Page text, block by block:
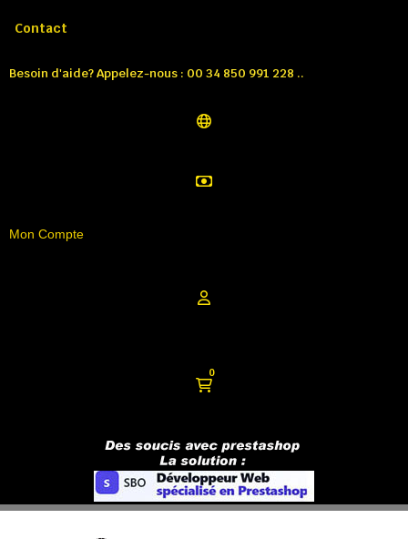
Contact
Besoin d'aide? Appelez-nous : 00 34 850 991 228 ..
Mon Compte
0